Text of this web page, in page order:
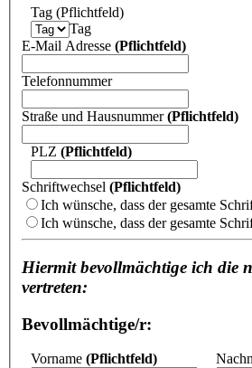
Tag (Pflichtfeld)
Tag
E-Mail Adresse (Pflichtfeld)
Telefonnummer
Straße und Hausnummer(Pflichtfeld)
PLZ (Pflichtfeld)
Schriftwechsel (Pflichtfeld)
Ich wünsche, dass der gesamte
Ich wünsche, dass der gesamte
Hiermit bevollmächtige ich die
vertreten:
Bevollmächtige/r:
Vorname (Pflichtfeld)